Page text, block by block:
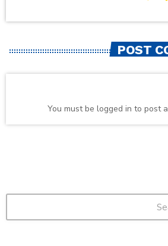
POST
You must be logged in to post